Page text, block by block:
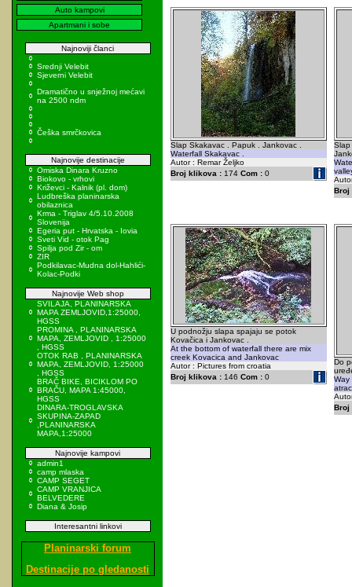
Auto kampovi
Apartmani i sobe
Najnoviji članci
Srednji Velebit
Sjeverni Velebit
Dramatično u snježnoj mećavi
na 2500 ndm
Češka smrčkovica
Najnovije destinacije
Omiska Dinara Kruzno
Biokovo - vrhovi
Križevci - Kalnik (pl. dom)
Ludbreška planinarska
obilaznica
Krma - Triglav 4/5.10.2008
Slovenija
Egeria put - Hrvatska - Iovia
Sveti Vid - otok Pag
Spilja pod Zir - om
ZIR
Podkilavac-Mudna dol-Hahlići-
Kolac-Podki
Najnovije Web shop
SVILAJA, PLANINARSKA
MAPA ZEMLJOVID,1:25000,
HGSS
PROMINA , PLANINARSKA
MAPA, ZEMLJOVID , 1:25000
, HGSS
OTOK RAB , PLANINARSKA
MAPA, ZEMLJOVID, 1:25000
, HGSS
BRAČ BIKE, BICIKLOM PO
BRAČU, MAPA 1:45000,
HGSS
DINARA-TROGLAVSKA
SKUPINA-ZAPAD
,PLANINARSKA
MAPA,1:25000
Najnovije kampovi
admin1
camp mlaska
CAMP SEGET
CAMP VRANJICA
BELVEDERE
Diana & Josip
Interesantni linkovi
Planinarski forum
Destinacije po gledanosti
Slap Skakavac . Papuk . Jankovac .
Waterfall Skakavac .
Autor : Remar Željko
Broj klikova :174 Com :0
Slap
Broj
U podnožju slapa spajaju se potok
Kovačica i Jankovac .
At the bottom of waterfall there are mix
creek Kovacica and Jankovac
Autor : Pictures from croatia
Broj klikova :146 Com :0
Do
Way
Broj